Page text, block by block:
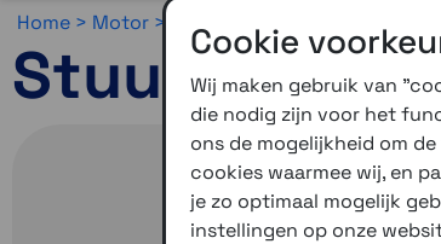
Home > Motor >
Stuursteun
Cookie
Wij maken gebruik van
die nodig zijn voor het
ons de mogelijkheid om
cookies waarmee wij, en
je zo optimaal mogelijk
instellingen op onze